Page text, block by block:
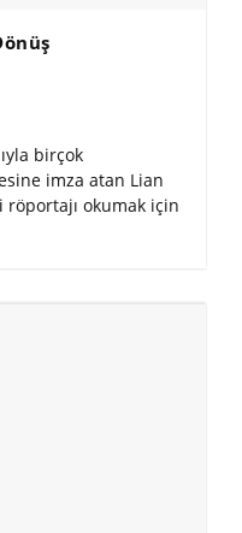
birçok
imza atan Lian
okumak için